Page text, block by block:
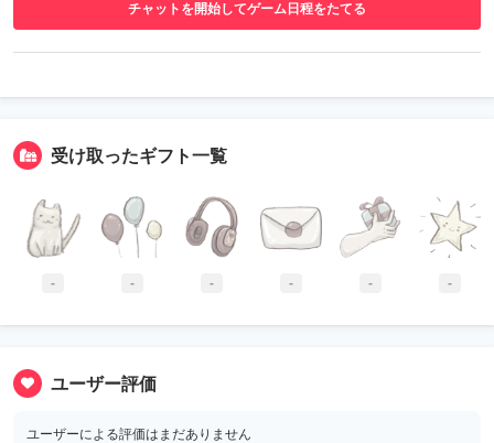
チャットを開始してゲーム日程をたてる
受け取ったギフト一覧
- - - - - -
ユーザー評価
ユーザーによる評価はまだありません